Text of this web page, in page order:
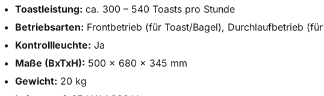
Toastleistung: ca. 300 – 540 Toasts pro Stunde
Betriebsarten: Frontbetrieb (für Toast/Ba­gel), Durchlaufbetrieb
Kontrollleuchte: Ja
Maße (BxTxH): 500 x 680 x 345 mm
Gewicht: 20 kg